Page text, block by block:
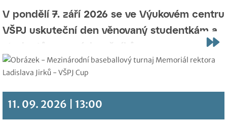
V pondělí 7. září 2026 se ve Výukovém centru
VŠPJ uskuteční den věnovaný studentkám a
studentům prvních ročníků.
11. 09. 2026 | 13:00